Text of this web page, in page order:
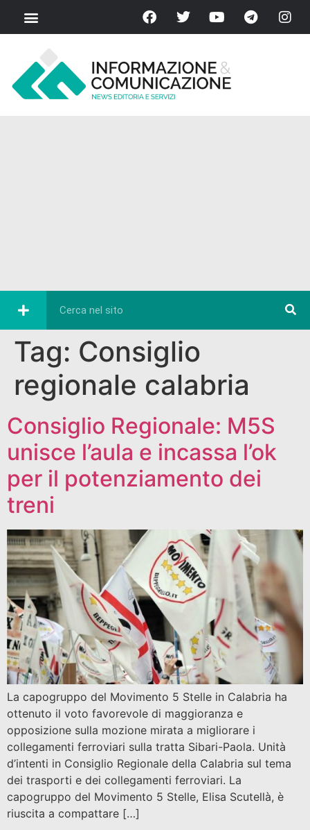
Tag: Consiglio
regionale calabria
Consiglio Regionale: M5S
unisce l’aula e incassa l’ok
per il potenziamento dei
treni
La capogruppo del Movimento 5 Stelle in Calabria ha
ottenuto il voto favorevole di maggioranza e
opposizione sulla mozione mirata a migliorare i
collegamenti ferroviari sulla tratta Sibari-Paola. Unità
d’intenti in Consiglio Regionale della Calabria sul tema
dei trasporti e dei collegamenti ferroviari. La
capogruppo del Movimento 5 Stelle, Elisa Scutellà, è
riuscita a compattare […]